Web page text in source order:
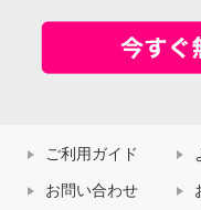
ご利用ガイド
お問い合わせ